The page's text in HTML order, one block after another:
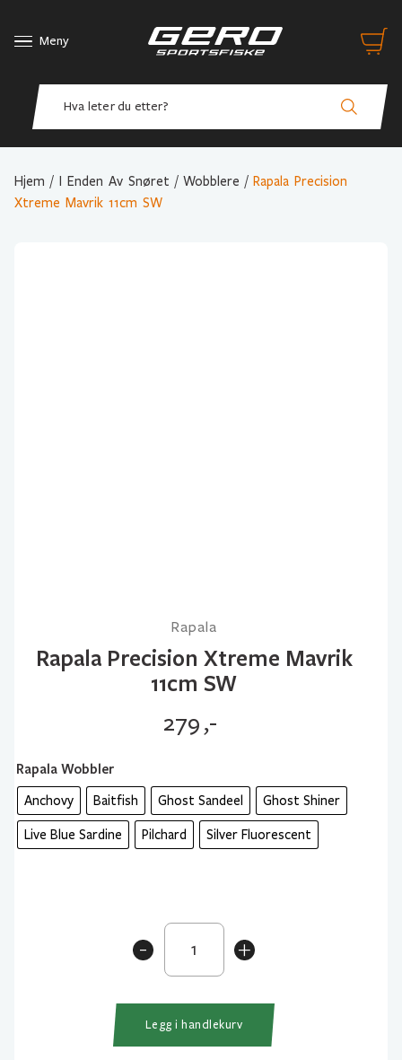
Meny
Hjem / I Enden Av Snøret / Wobblere / Rapala Precision
Xtreme Mavrik 11cm SW
Rapala
Rapala Precision Xtreme Mavrik
11cm SW
279,-
Rapala Wobbler
Anchovy Baitfish Ghost Sandeel Ghost Shiner
Live Blue Sardine Pilchard Silver Fluorescent
+
Rapala
Precision
Xtreme
11cm
-
Legg i handlekurv